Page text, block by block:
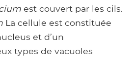
est couvert par les cils.
La cellule est constituée
et d’un
types de vacuoles